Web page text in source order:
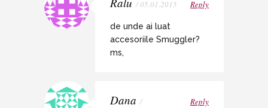
/ 05.01.2015 Reply
de unde ai luat
accesoriile Smuggler?
ms,
Dana /
Reply